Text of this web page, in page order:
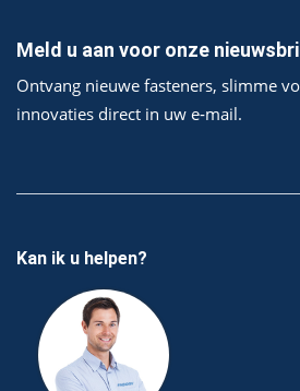
Meld u aan voor onze
Ontvang nieuwe fasteners, slimme
innovaties direct in uw e‑mail.
Kan ik u helpen?